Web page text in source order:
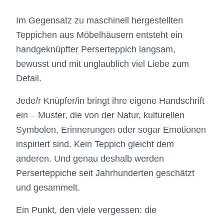
Im Gegensatz zu maschinell hergestellten
Teppichen aus Möbelhäusern entsteht ein
handgeknüpfter Perserteppich langsam,
bewusst und mit unglaublich viel Liebe zum
Detail.
Jede/r Knüpfer/in bringt ihre eigene Handschrift
ein – Muster, die von der Natur, kulturellen
Symbolen, Erinnerungen oder sogar Emotionen
inspiriert sind. Kein Teppich gleicht dem
anderen. Und genau deshalb werden
Perserteppiche seit Jahrhunderten geschätzt
und gesammelt.
Ein Punkt, den viele vergessen: die